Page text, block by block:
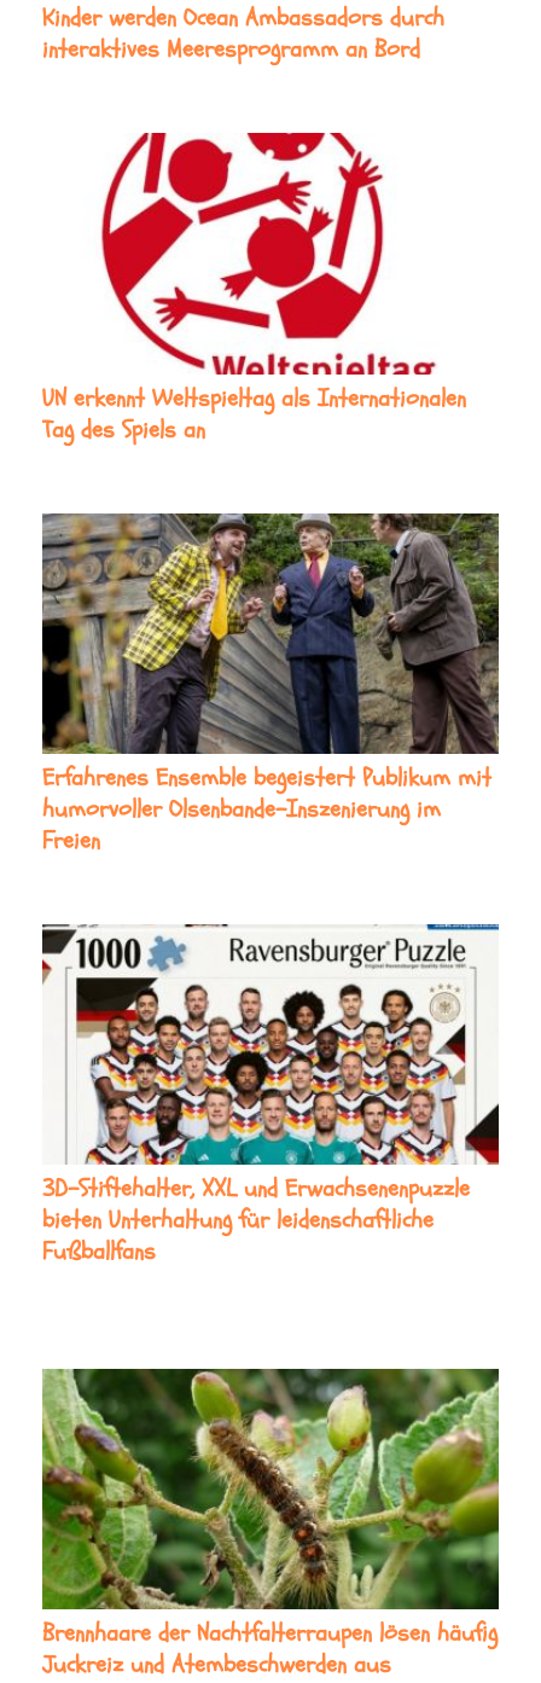
Kinder werden Ocean Ambassadors durch
interaktives Meeresprogramm an Bord
UN erkennt Weltspieltag als Internationalen
Tag des Spiels an
Erfahrenes Ensemble begeistert Publikum mit
humorvoller Olsenbande-Inszenierung im
Freien
3D-Stiftehalter, XXL und Erwachsenenpuzzle
bieten Unterhaltung für leidenschaftliche
Fußballfans
Brennhaare der Nachtfalterraupen lösen häufig
Juckreiz und Atembeschwerden aus